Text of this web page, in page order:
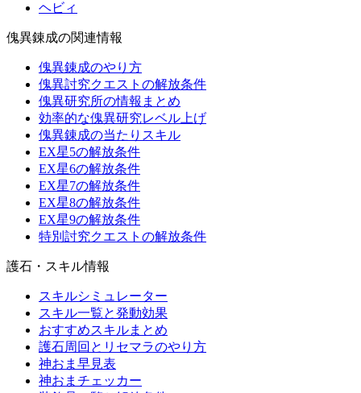
ヘビィ
傀異錬成の関連情報
傀異錬成のやり方
傀異討究クエストの解放条件
傀異研究所の情報まとめ
効率的な傀異研究レベル上げ
傀異錬成の当たりスキル
EX星5の解放条件
EX星6の解放条件
EX星7の解放条件
EX星8の解放条件
EX星9の解放条件
特別討究クエストの解放条件
護石・スキル情報
スキルシミュレーター
スキル一覧と発動効果
おすすめスキルまとめ
護石周回とリセマラのやり方
神おま早見表
神おまチェッカー